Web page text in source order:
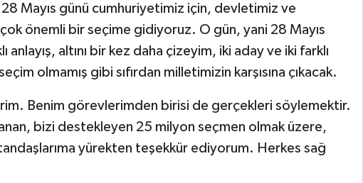
28 Mayıs günü cumhuriyetimiz için, devletimiz ve
önemli bir seçime gidiyoruz. O gün, yani 28 Mayıs
anlayış, altını bir kez daha çizeyim, iki aday ve iki farklı
olmamış gibi sıfırdan milletimizin karşısına çıkacak.
Benim görevlerimden birisi de gerçekleri söylemektir.
bizi destekleyen 25 milyon seçmen olmak üzere,
yürekten teşekkür ediyorum. Herkes sağ